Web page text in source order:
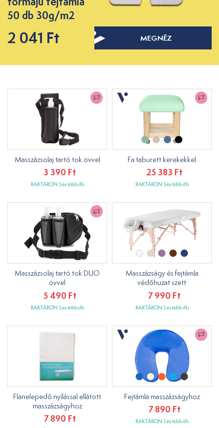
50 db 30g/m2
2 041 Ft MEGNÉZ
Masszázsolaj tartó tok övvel
3 390 Ft
RAKTÁRON 5 és több db
Fa taburett kerekekkel
25 383 Ft
RAKTÁRON 5 és több db
Masszázsolaj tartó tok DUO
övvel
5 490 Ft
RAKTÁRON 5 és több db
Masszázságy és fejtámla
védőhuzat szett
7 990 Ft
RAKTÁRON 5 és több db
Flanelepedő nyílással ellátott
masszázságyhoz
7 890 Ft
Fejtámla masszázságyhoz
7 890 Ft
RAKTÁRON 5 és több db